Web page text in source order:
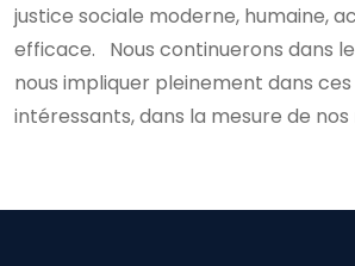
justice sociale moderne, humaine,
efficace. Nous continuerons dans
nous impliquer pleinement dans
intéressants, dans la mesure de nos